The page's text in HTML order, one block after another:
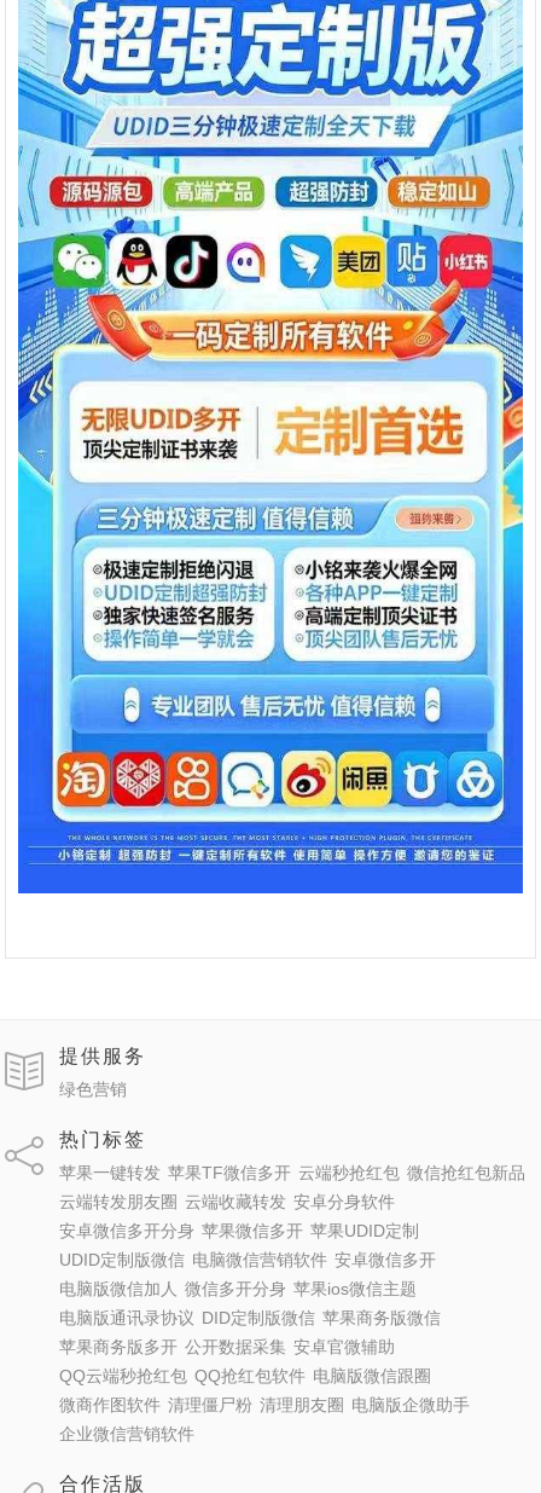
提供服务
绿色营销
热门标签
苹果一键转发 苹果TF微信多开 云端秒抢红包 微信抢红包新品
云端转发朋友圈 云端收藏转发 安卓分身软件
安卓微信多开分身 苹果微信多开 苹果UDID定制
UDID定制版微信 电脑微信营销软件 安卓微信多开
电脑版微信加人 微信多开分身 苹果ios微信主题
电脑版通讯录协议 DID定制版微信 苹果商务版微信
苹果商务版多开 公开数据采集 安卓官微辅助
QQ云端秒抢红包 QQ抢红包软件 电脑版微信跟圈
微商作图软件 清理僵尸粉 清理朋友圈 电脑版企微助手
企业微信营销软件
合作活版